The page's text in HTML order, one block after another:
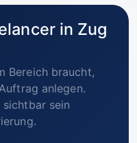
in Zug
Bereich braucht,
anlegen.
sein